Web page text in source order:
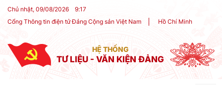
Chủ nhật, 09/08/2026 9:17
Cổng Thông tin điện tử Đảng Cộng sản Việt Nam
Hồ Chí Minh
HỆ THỐNG
TƯ LIỆU - VĂN KIỆN ĐẢNG